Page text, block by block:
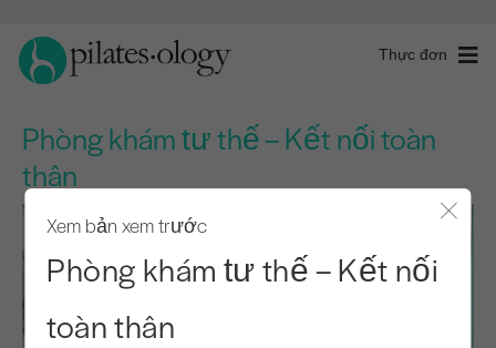
Thực đơn
Phòng khám tư thế – Kết nối toàn
thân
Xem bản xem trước
Phòng khám tư thế – Kết nối
toàn thân